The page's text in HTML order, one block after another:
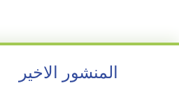
المنشور الاخير